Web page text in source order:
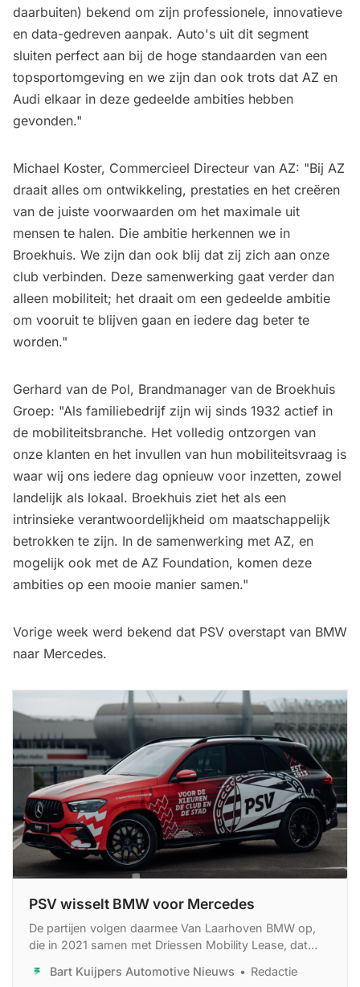
daarbuiten) bekend om zijn professionele, innovatieve
en data-gedreven aanpak. Auto's uit dit segment
sluiten perfect aan bij de hoge standaarden van een
topsportomgeving en we zijn dan ook trots dat AZ en
Audi elkaar in deze gedeelde ambities hebben
gevonden."
Michael Koster, Commercieel Directeur van AZ: "Bij AZ
draait alles om ontwikkeling, prestaties en het creëren
van de juiste voorwaarden om het maximale uit
mensen te halen. Die ambitie herkennen we in
Broekhuis. We zijn dan ook blij dat zij zich aan onze
club verbinden. Deze samenwerking gaat verder dan
alleen mobiliteit; het draait om een gedeelde ambitie
om vooruit te blijven gaan en iedere dag beter te
worden."
Gerhard van de Pol, Brandmanager van de Broekhuis
Groep: "Als familiebedrijf zijn wij sinds 1932 actief in
de mobiliteitsbranche. Het volledig ontzorgen van
onze klanten en het invullen van hun mobiliteitsvraag is
waar wij ons iedere dag opnieuw voor inzetten, zowel
landelijk als lokaal. Broekhuis ziet het als een
intrinsieke verantwoordelijkheid om maatschappelijk
betrokken te zijn. In de samenwerking met AZ, en
mogelijk ook met de AZ Foundation, komen deze
ambities op een mooie manier samen."
Vorige week werd bekend dat PSV overstapt van BMW
naar Mercedes.
PSV wisselt BMW voor Mercedes
De partijen volgen daarmee Van Laarhoven BMW op,
die in 2021 samen met Driessen Mobility Lease, dat
vandaag ook die naam voert, BMW’s leverde.
Bart Kuijpers Automotive Nieuws Redactie